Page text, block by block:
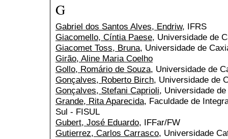
G
Gabriel dos Santos Alves, Endriw, IFRS
Giacomello, Cíntia Paese, Universidade de
Giacomet Toss, Bruna, Universidade de
Girão, Aline Maria Coelho
Gollo, Romário de Souza, Universidade de
Gonçalves, Roberto Birch, Universidade de
Gonçalves, Stefani Caprioli, Universidade
Grande, Rita Aparecida, Faculdade de
Sul - FISUL
Gubert, José Eduardo, IFFar/FW
Gutierrez, Carlos Carrasco, Universidade